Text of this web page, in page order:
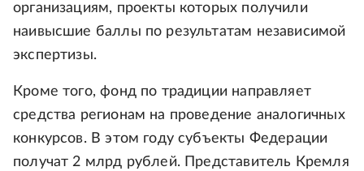
организациям, проекты которых получили
наивысшие баллы по результатам независимой
экспертизы.
Кроме того, фонд по традиции направляет
средства регионам на проведение аналогичных
конкурсов. В этом году субъекты Федерации
получат 2 млрд рублей. Представитель Кремля